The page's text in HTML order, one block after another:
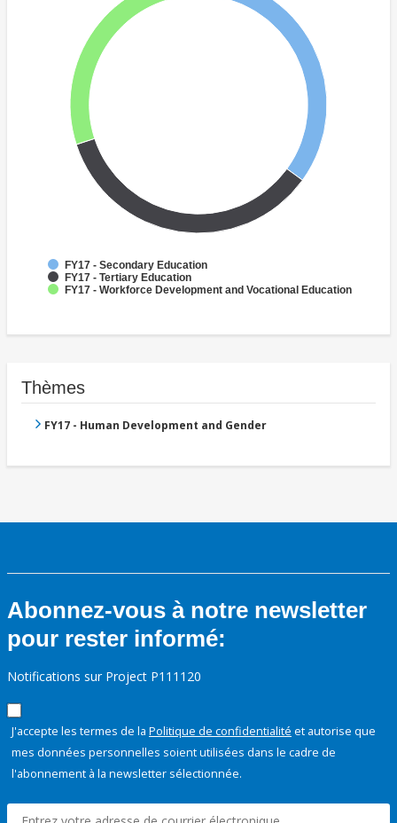
FY17 - Secondary Education
FY17 - Tertiary Education
FY17 - Workforce Development and Vocational Education
Thèmes
FY17 - Human Development and Gender
Abonnez-vous à notre newsletter
pour rester informé:
Notifications sur Project P111120
J'accepte les termes de la Politique de confidentialité et autorise que
mes données personnelles soient utilisées dans le cadre de
l'abonnement à la newsletter sélectionnée.